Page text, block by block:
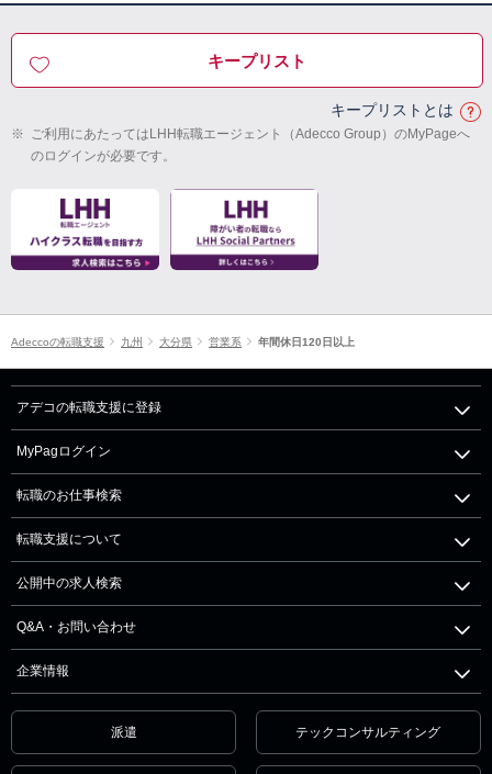
キープリスト
キープリストとは
※ ご利用にあたってはLHH転職エージェント（Adecco Group）のMyPageへ
のログインが必要です。
Adeccoの転職支援 九州 大分県 営業系 年間休日120日以上
アデコの転職支援に登録
MyPagログイン
転職のお仕事検索
転職支援について
公開中の求人検索
Q&A・お問い合わせ
企業情報
派遣 テックコンサルティング